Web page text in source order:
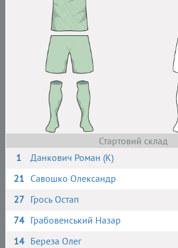
Стартовий склад
1
Данкович Роман (К)
21 Савошко Олександр
27 Грось Остап
74 Грабовенський Назар
14 Береза Олег